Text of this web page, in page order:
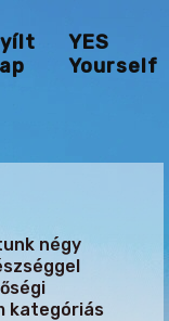
YES
Yourself
négy
kategóriás